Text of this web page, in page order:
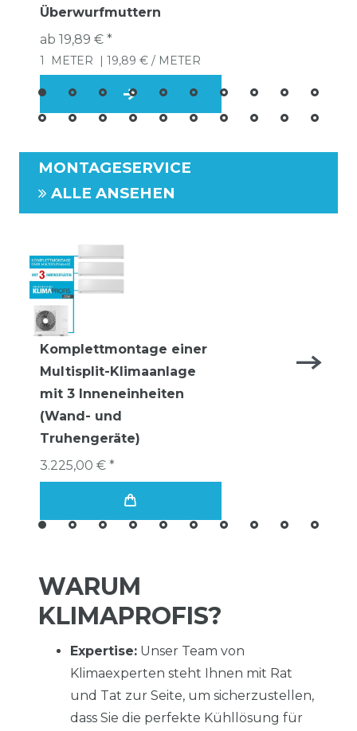
Überwurfmuttern
ab 19,89 € *
1 METER | 19,89 € / METER
MONTAGESERVICE
ALLE ANSEHEN
Komplettmontage einer
Multisplit-Klimaanlage
mit 3 Inneneinheiten
(Wand- und
Truhengeräte)
3.225,00 € *
WARUM
KLIMAPROFIS?
Expertise: Unser Team von
Klimaexperten steht Ihnen mit Rat
und Tat zur Seite, um sicherzustellen,
dass Sie die perfekte Kühllösung für